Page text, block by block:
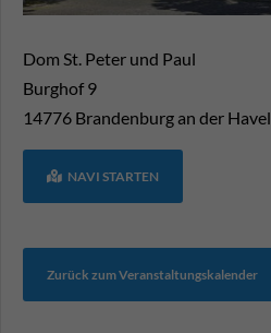
Dom St. Peter und Paul
Burghof 9
14776 Brandenburg an der Havel
NAVI STARTEN
Zurück zum Veranstaltungskalender